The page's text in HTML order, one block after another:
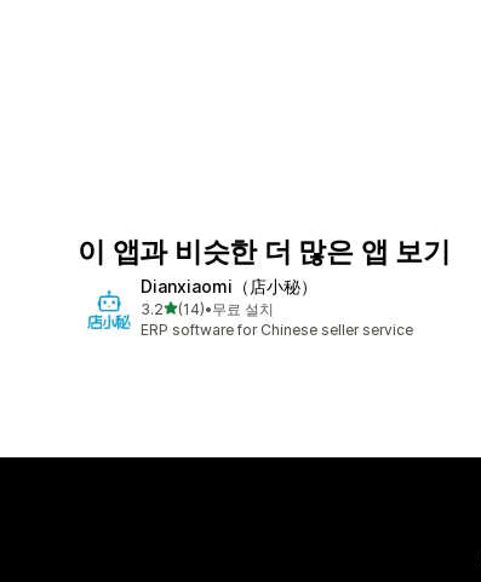
이 앱과 비슷한 더 많은 앱 보기
Dianxiaomi（店小秘）
3.2별 5개 중
(14)
총 리뷰 14개
•무료 설치
ERP software for Chinese seller service